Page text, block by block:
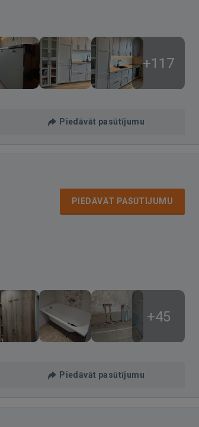
+117
Piedāvāt pasūtījumu
PIEDĀVĀT PASŪTĪJUMU
+45
Piedāvāt pasūtījumu